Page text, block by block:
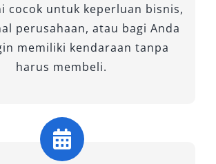
menawarkan keseimbangan
dan efisiensi. Dengan tenaga
jalanan perkotaan maupun
Kabinnya lega, nyaman,
perjalanan sehari-hari.
cocok untuk keperluan bisnis,
perusahaan, atau bagi Anda
memiliki kendaraan tanpa
harus membeli.